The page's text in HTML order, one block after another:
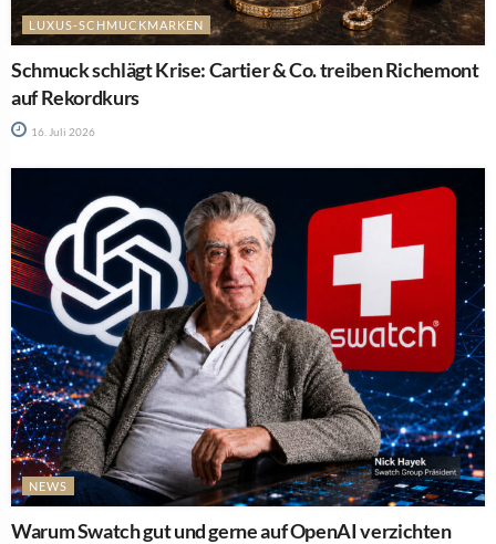
LUXUS-SCHMUCKMARKEN
Schmuck schlägt Krise: Cartier & Co. treiben Richemont
auf Rekordkurs
16. Juli 2026
NEWS
Warum Swatch gut und gerne auf OpenAI verzichten